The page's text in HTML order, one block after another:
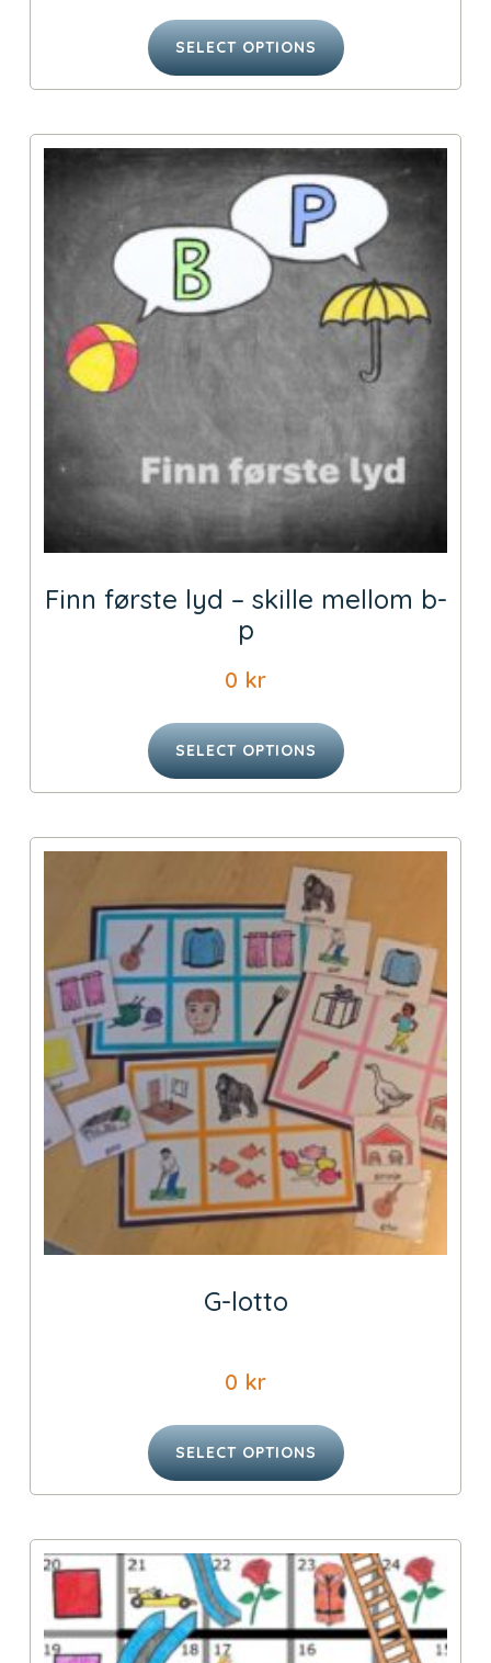
SELECT OPTIONS
Finn første lyd – skille mellom b-
p
0 kr
SELECT OPTIONS
G-lotto
0 kr
SELECT OPTIONS